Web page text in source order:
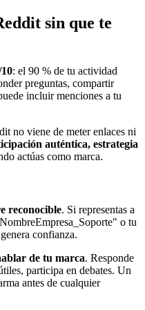
sin que te
: el 90 % de tu actividad
preguntas, compartir
incluir menciones a tu
no viene de meter enlaces ni
auténtica, estrategia
actúas como marca.
reconocible. Si representas a
o tu
confianza.
de tu marca. Responde
participa en debates. Un
antes de cualquier